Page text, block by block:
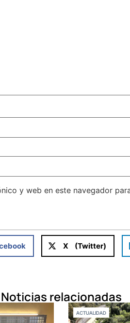
y web en este navegador
X (Twitter)
Noticias relacionadas
ACTUALIDAD